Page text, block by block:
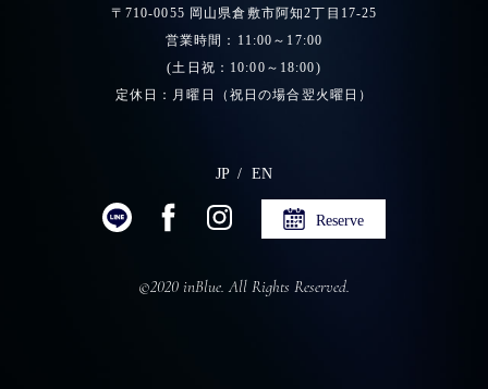
〒710-0055 岡山県倉敷市阿知2丁目17-25
営業時間：11:00～17:00
(土日祝：10:00～18:00)
定休日：月曜日（祝日の場合翌火曜日）
JP EN
Reserve
©2020 inBlue. All Rights Reserved.